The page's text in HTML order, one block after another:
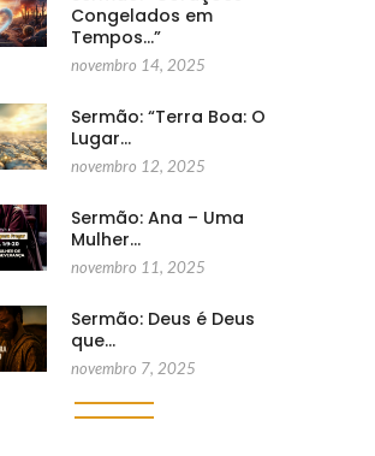
Congelados em
Tempos…”
novembro 14, 2025
Sermão: “Terra Boa: O
Lugar…
novembro 12, 2025
Sermão: Ana – Uma
Mulher…
novembro 11, 2025
Sermão: Deus é Deus
que…
novembro 7, 2025